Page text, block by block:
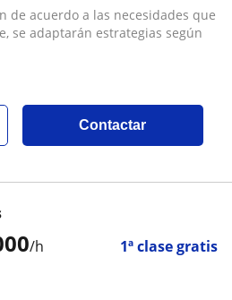
de acuerdo a las necesidades que
se adaptarán estrategias según
Contactar
/h 1ª clase gratis